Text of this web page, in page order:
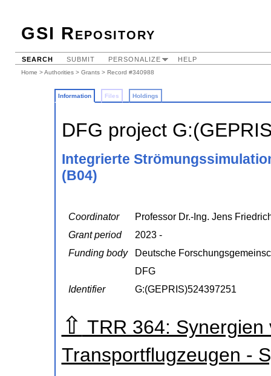
GSI Repository
SEARCH SUBMIT PERSONALIZE HELP
Home >Authorities > Grants > Record #340988
Information Files Holdings
DFG project
Integrierte
(B04)
Coordinator
Professor Dr.-Ing. Jens
Grant period
2023 -
Funding body
Deutsche
DFG
Identifier
G:(GEPRIS)524397251
⇧ TRR 364:
Transportflugzeugen -